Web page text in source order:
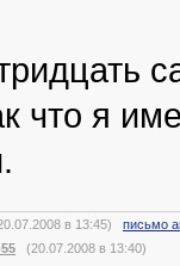
что я
в 13:45) письмо
(20.07.2008 в 13:40)